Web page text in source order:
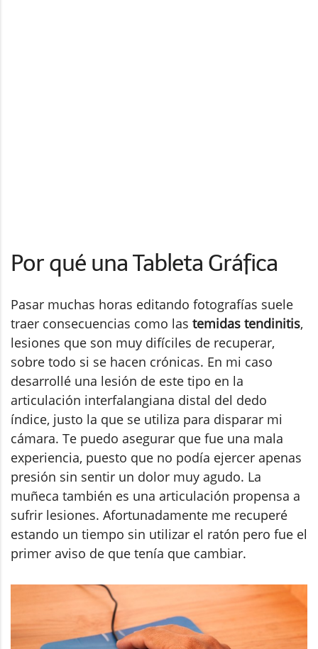
Por qué una Tableta Gráfica
Pasar muchas horas editando fotografías suele
traer consecuencias como las temidas tendinitis,
lesiones que son muy difíciles de recuperar,
sobre todo si se hacen crónicas. En mi caso
desarrollé una lesión de este tipo en la
articulación interfalangiana distal del dedo
índice, justo la que se utiliza para disparar mi
cámara. Te puedo asegurar que fue una mala
experiencia, puesto que no podía ejercer apenas
presión sin sentir un dolor muy agudo. La
muñeca también es una articulación propensa a
sufrir lesiones. Afortunadamente me recuperé
estando un tiempo sin utilizar el ratón pero fue el
primer aviso de que tenía que cambiar.